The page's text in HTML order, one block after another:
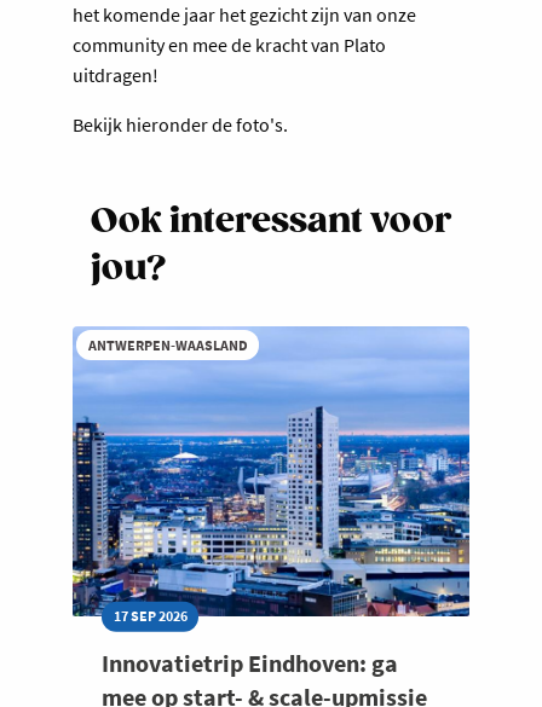
het komende jaar het gezicht zijn van onze
community en mee de kracht van Plato
uitdragen!
Bekijk hieronder de foto's.
Ook interessant voor
jou?
ANTWERPEN-WAASLAND
17 SEP 2026
Innovatietrip Eindhoven: ga
mee op start- & scale-upmissie